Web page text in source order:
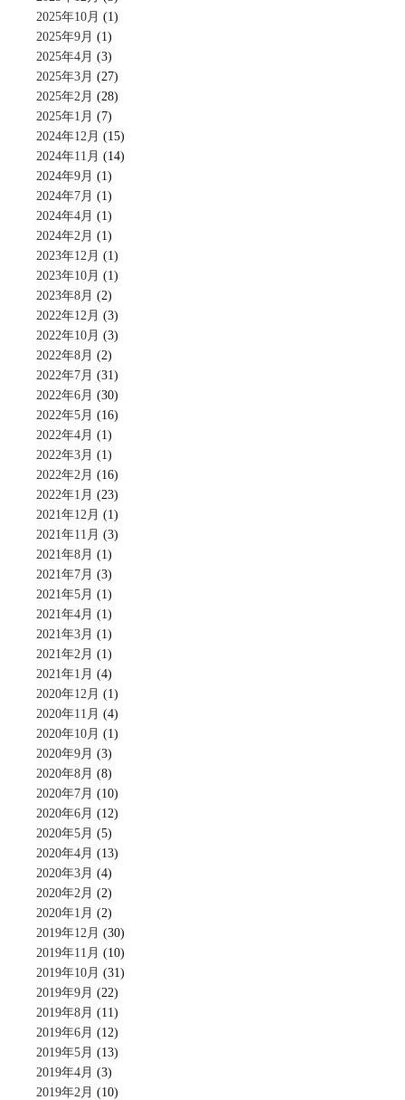
2025年10月 (1)
2025年9月 (1)
2025年4月 (3)
2025年3月 (27)
2025年2月 (28)
2025年1月 (7)
2024年12月 (15)
2024年11月 (14)
2024年9月 (1)
2024年7月 (1)
2024年4月 (1)
2024年2月 (1)
2023年12月 (1)
2023年10月 (1)
2023年8月 (2)
2022年12月 (3)
2022年10月 (3)
2022年8月 (2)
2022年7月 (31)
2022年6月 (30)
2022年5月 (16)
2022年4月 (1)
2022年3月 (1)
2022年2月 (16)
2022年1月 (23)
2021年12月 (1)
2021年11月 (3)
2021年8月 (1)
2021年7月 (3)
2021年5月 (1)
2021年4月 (1)
2021年3月 (1)
2021年2月 (1)
2021年1月 (4)
2020年12月 (1)
2020年11月 (4)
2020年10月 (1)
2020年9月 (3)
2020年8月 (8)
2020年7月 (10)
2020年6月 (12)
2020年5月 (5)
2020年4月 (13)
2020年3月 (4)
2020年2月 (2)
2020年1月 (2)
2019年12月 (30)
2019年11月 (10)
2019年10月 (31)
2019年9月 (22)
2019年8月 (11)
2019年6月 (12)
2019年5月 (13)
2019年4月 (3)
2019年2月 (10)